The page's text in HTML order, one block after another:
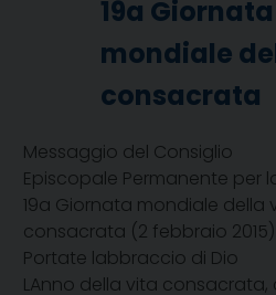
19a Giornata
mondiale
consacrata
Messaggio del Consiglio
Episcopale Permanente per
19a Giornata mondiale della
consacrata (2 febbraio 2015)
Portate labbraccio di Dio
LAnno della vita consacrata,